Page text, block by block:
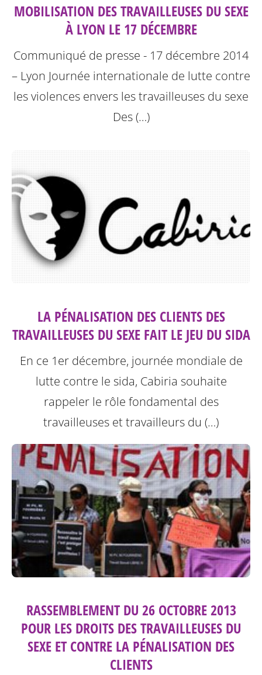
MOBILISATION DES TRAVAILLEUSES DU SEXE
À LYON LE 17 DÉCEMBRE
Communiqué de presse - 17 décembre 2014
– Lyon Journée internationale de lutte contre
les violences envers les travailleuses du sexe
Des (…)
LA PÉNALISATION DES CLIENTS DES
TRAVAILLEUSES DU SEXE FAIT LE JEU DU SIDA
En ce 1er décembre, journée mondiale de
lutte contre le sida, Cabiria souhaite
rappeler le rôle fondamental des
travailleuses et travailleurs du (…)
RASSEMBLEMENT DU 26 OCTOBRE 2013
POUR LES DROITS DES TRAVAILLEUSES DU
SEXE ET CONTRE LA PÉNALISATION DES
CLIENTS